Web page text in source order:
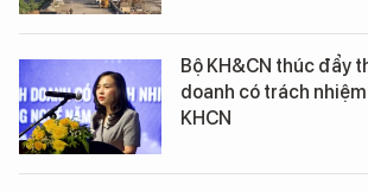
Bộ KH&CN thúc đẩy
doanh có trách
KHCN